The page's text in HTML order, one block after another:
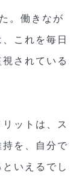
。働きなが
これを毎日
されている
ットは、ス
を、自分で
いえるでし